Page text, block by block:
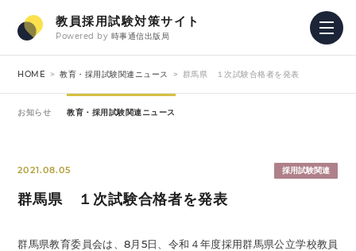
教員採用試験対策サイト
Powered by 時事通信出版局
HOME 教育・採用試験関連ニュース 群馬県 １次試験合格者を発表
お知らせ 教育・採用試験関連ニュース
2021.08.05 採用試験関連
群馬県 １次試験合格者を発表
群馬県教育委員会は、8月5日、令和４年度採用群馬県公立学校教員